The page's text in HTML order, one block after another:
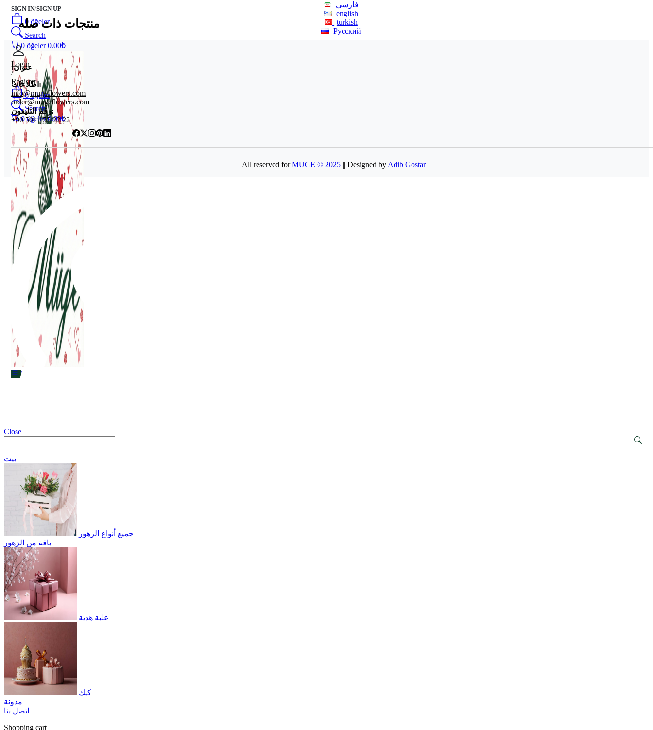
SIGN IN/SIGN UP
0 öğeler
Search
0 öğeler 0.00₺
Menu
فارسی
english
turkish
Русский
Login
/
Register
0öğeler
Search
0öğeler 0.00₺
Menu
منتجات ذات صله
عنوان:
اطلاعات:
info@mugeflowers.com
order@mugeflowers.com
رقم التليفون:
+90 501 155 22 22
All reserved forMUGE © 2025 || Designed by Adib Gostar
Close
بيت
جميع أنواع الزهور
باقة من الزهور
علبة هدية
كيك
مدونة
اتصل بنا
Shopping cart